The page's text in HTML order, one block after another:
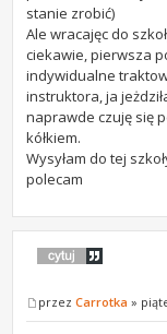
stanie zrobić)
Ale wracajęc do
ciekawie, pierwsza
indywidualne
instruktora, ja
naprawde czuję się
kółkiem.
Wysyłam do tej
polecam
przezCarrotka »